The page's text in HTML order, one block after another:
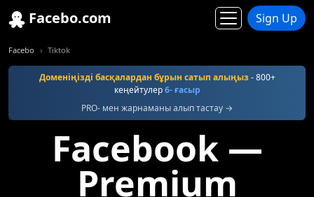
Facebo.com Sign Up
Facebo Tiktok
Доменіңізді басқалардан бұрын сатып алыңыз- 800+
кеңейтулер6- ғасыр
PRO- мен жарнаманы алып тастау →
Facebook —
Premium